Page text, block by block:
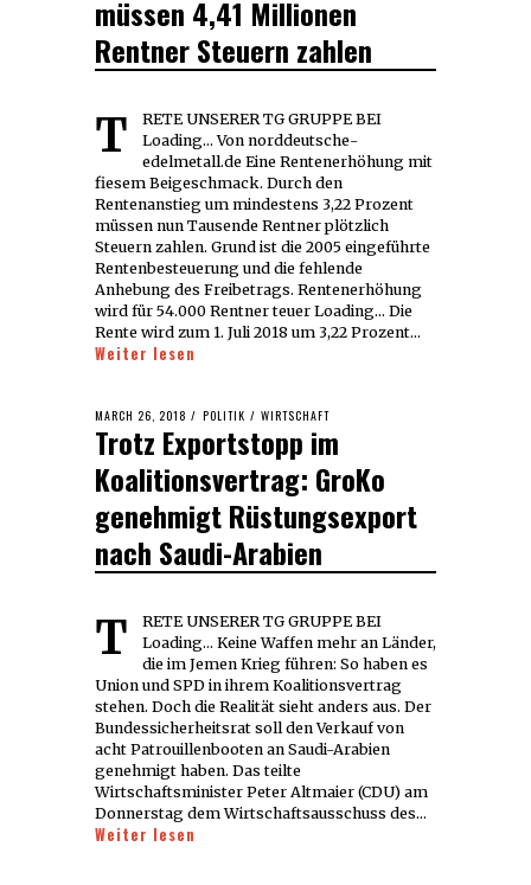
müssen 4,41 Millionen
Rentner Steuern zahlen
TRETE UNSERER TG GRUPPE BEI
Loading... Von norddeutsche-
edelmetall.de Eine Rentenerhöhung mit
fiesem Beigeschmack. Durch den
Rentenanstieg um mindestens 3,22 Prozent
müssen nun Tausende Rentner plötzlich
Steuern zahlen. Grund ist die 2005 eingeführte
Rentenbesteuerung und die fehlende
Anhebung des Freibetrags. Rentenerhöhung
wird für 54.000 Rentner teuer Loading... Die
Rente wird zum 1. Juli 2018 um 3,22 Prozent…
Weiter lesen
POSTED
ON
MARCH 26, 2018 MARCH
2018
POLITIK / WIRTSCHAFT
Trotz Exportstopp im
Koalitionsvertrag: GroKo
genehmigt Rüstungsexport
nach Saudi-Arabien
TRETE UNSERER TG GRUPPE BEI
Loading... Keine Waffen mehr an Länder,
die im Jemen Krieg führen: So haben es
Union und SPD in ihrem Koalitionsvertrag
stehen. Doch die Realität sieht anders aus. Der
Bundessicherheitsrat soll den Verkauf von
acht Patrouillenbooten an Saudi-Arabien
genehmigt haben. Das teilte
Wirtschaftsminister Peter Altmaier (CDU) am
Donnerstag dem Wirtschaftsausschuss des…
Weiter lesen